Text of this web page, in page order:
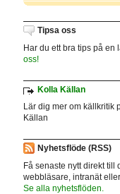
Tipsa oss
Har du ett bra tips på en
oss!
Kolla Källan
Lär dig mer om källkritik
Källan
Nyhetsflöde (RSS)
Få senaste nytt direkt till
webbläsare, intranät
Se alla nyhetsflöden.